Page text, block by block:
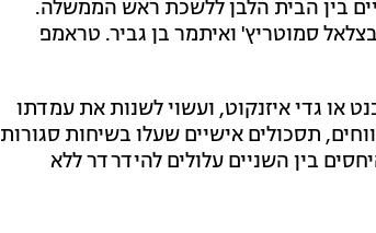
בין הבית הלבן ללשכת ראש הממשלה.
סמוטריץ' ואיתמר בן גביר. טראמפ
או גדי איזנקוט, ועשוי לשנות את עמדתו
תסכולים אישיים שעלו בשיחות סגורות
בין השניים עלולים להידרדר ללא